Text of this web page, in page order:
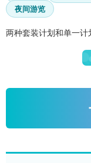
夜间游览
两种套装计划和单一